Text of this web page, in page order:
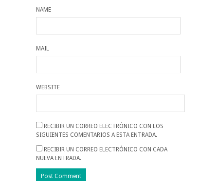
NAME
MAIL
WEBSITE
RECIBIR UN CORREO ELECTRÓNICO CON LOS
SIGUIENTES COMENTARIOS A ESTA ENTRADA.
RECIBIR UN CORREO ELECTRÓNICO CON CADA
NUEVA ENTRADA.